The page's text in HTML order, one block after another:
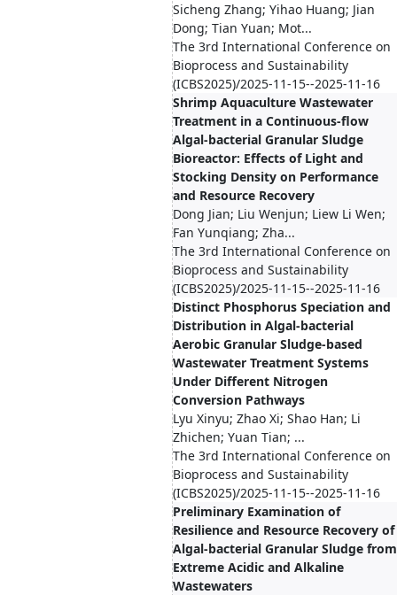
Sicheng Zhang; Yihao Huang; Jian
Dong; Tian Yuan; Mot...
The 3rd International Conference on
Bioprocess and Sustainability
(ICBS2025)/2025-11-15--2025-11-16
Shrimp Aquaculture Wastewater
Treatment in a Continuous-flow
Algal-bacterial Granular Sludge
Bioreactor: Effects of Light and
Stocking Density on Performance
and Resource Recovery
Dong Jian; Liu Wenjun; Liew Li Wen;
Fan Yunqiang; Zha...
The 3rd International Conference on
Bioprocess and Sustainability
(ICBS2025)/2025-11-15--2025-11-16
Distinct Phosphorus Speciation and
Distribution in Algal-bacterial
Aerobic Granular Sludge-based
Wastewater Treatment Systems
Under Different Nitrogen
Conversion Pathways
Lyu Xinyu; Zhao Xi; Shao Han; Li
Zhichen; Yuan Tian; ...
The 3rd International Conference on
Bioprocess and Sustainability
(ICBS2025)/2025-11-15--2025-11-16
Preliminary Examination of
Resilience and Resource Recovery of
Algal-bacterial Granular Sludge from
Extreme Acidic and Alkaline
Wastewaters